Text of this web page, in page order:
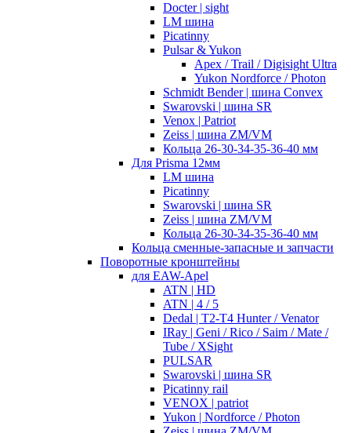
Docter | sight
LM шина
Picatinny
Pulsar & Yukon
Apex / Trail / Digisight Ultra
Yukon Nordforce / Photon
Schmidt Bender | шина Convex
Swarovski | шина SR
Venox | Patriot
Zeiss | шина ZM/VM
Кольца 26-30-34-35-36-40 мм
Для Prisma 12мм
LM шина
Picatinny
Swarovski | шина SR
Zeiss | шина ZM/VM
Кольца 26-30-34-35-36-40 мм
Кольца сменные-запасные и запчасти
Поворотные кронштейны
для EAW-Apel
ATN | HD
ATN | 4 / 5
Dedal | T2-T4 Hunter / Venator
IRay | Geni / Rico / Saim / Mate /
Tube / XSight
PULSAR
Swarovski | шина SR
Picatinny rail
VENOX | patriot
Yukon | Nordforce / Photon